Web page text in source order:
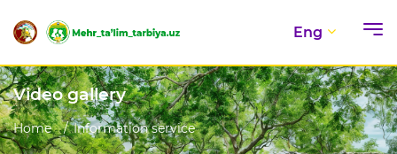
Eng
Video gallery
Home Information service